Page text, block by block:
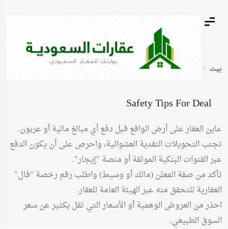
بيت أعلانات مبوبة صبيا ارض للبيع صبيا نخلان بصك شرعي
Safety Tips For Deal
عاين العقار على أرض الواقع قبل دفع أي مبالغ مالية أو عربون.
تجنب التحويلات النقدية العشوائية، واحرص على أن يكون الدفع
عبر القنوات البنكية الموثقة أو منصة "إيجار".
تأكد من صفة المعلن (مالك أو وسيط) واطلب رقم رخصة "فال"
العقارية للتحقق منه عبر الهيئة العامة للعقار.
احذر من العروض الوهمية أو الأسعار التي تقل بكثير عن سعر
السوق الطبيعي.